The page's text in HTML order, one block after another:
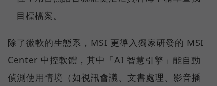
目標檔案。
除了微軟的生態系，MSI 更導入獨家研發的 MSI
Center 中控軟體，其中「AI 智慧引擎」能自動
偵測使用情境（如視訊會議、文書處理、影音播